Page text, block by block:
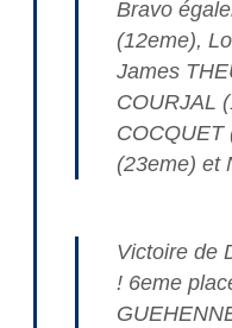
Bravo
(12eme),
James
COURJAL
COCQUET
(23eme) et
Victoire de
! 6eme